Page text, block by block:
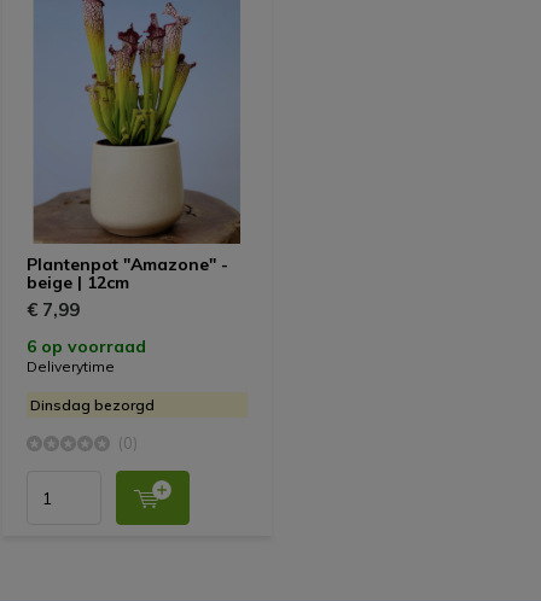
Plantenpot "Amazone" -
beige | 12cm
€ 7,99
6 op voorraad
Deliverytime
Dinsdag bezorgd
(0)